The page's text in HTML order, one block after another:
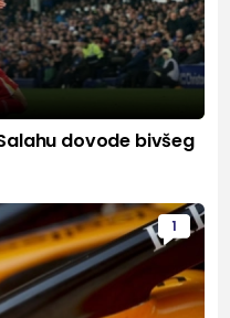
dovode bivšeg
1